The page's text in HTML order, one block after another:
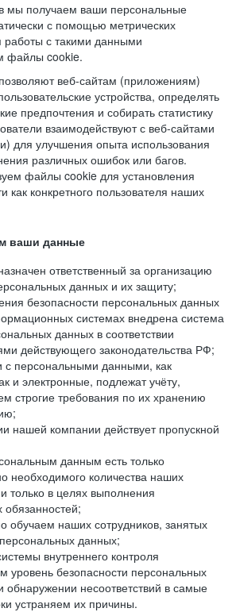
мы получаем ваши персональные
с помощью метрических
с такими данными
файлы cookie.
веб-сайтам (приложениям)
устройства, определять
предпочтения и собирать статистику
взаимодействуют с веб-сайтами
для улучшения опыта использования
различных ошибок или багов.
файлы cookie для установления
как конкретного пользователя наших
ваши данные
ответственный за организацию
данных и их защиту;
безопасности персональных данных
системах внедрена система
данных в соответствии
действующего законодательства РФ;
с персональными данными, как
и электронные, подлежат учёту,
строгие требования по их хранению
нашей компании действует пропускной
данным есть только
необходимого количества наших
только в целях выполнения
обучаем наших сотрудников, занятых
данных;
внутреннего контроля
безопасности персональных
обнаружении несоответствий в самые
устраняем их причины.